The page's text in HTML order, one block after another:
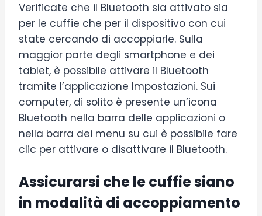
Verificate che il Bluetooth sia attivato sia
per le cuffie che per il dispositivo con cui
state cercando di accoppiarle. Sulla
maggior parte degli smartphone e dei
tablet, è possibile attivare il Bluetooth
tramite l’applicazione Impostazioni. Sui
computer, di solito è presente un’icona
Bluetooth nella barra delle applicazioni o
nella barra dei menu su cui è possibile fare
clic per attivare o disattivare il Bluetooth.
Assicurarsi che le cuffie siano
in modalità di accoppiamento